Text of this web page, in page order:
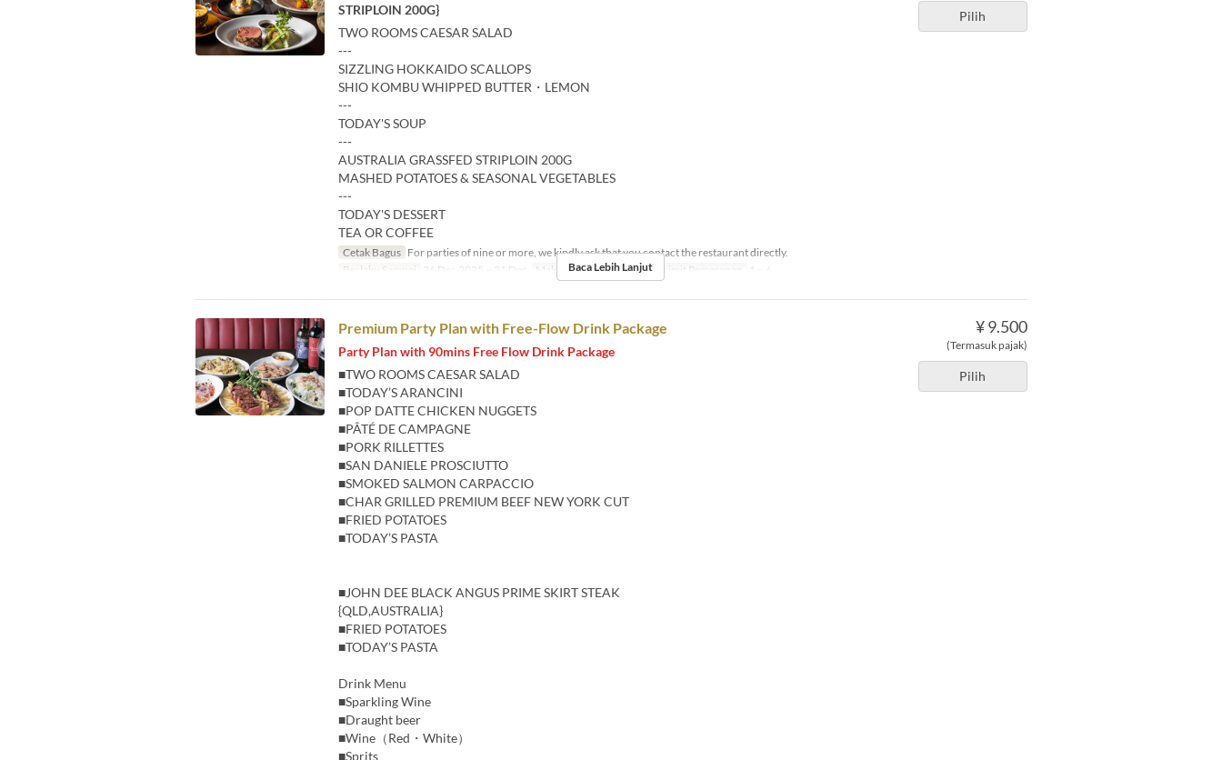
Pilih
STRIPLOIN 200G}
TWO ROOMS CAESAR SALAD
---
SIZZLING HOKKAIDO SCALLOPS
SHIO KOMBU WHIPPED BUTTER・LEMON
---
TODAY'S SOUP
---
AUSTRALIA GRASSFED STRIPLOIN 200G
MASHED POTATOES & SEASONAL VEGETABLES
---
TODAY'S DESSERT
TEA OR COFFEE
Cetak Bagus For parties of nine or more, we kindly ask that you contact the restaurant directly.
Berlaku Sampai 26 Dec 2025 ~ 31 Dec Makanan Makan Malam Limit Pemesanan 1 ~ 6
Baca Lebih Lanjut
¥ 9.500
(Termasuk pajak)
Pilih
Premium Party Plan with Free-Flow Drink Package
Party Plan with 90mins Free Flow Drink Package
■TWO ROOMS CAESAR SALAD
■TODAY’S ARANCINI
■POP DATTE CHICKEN NUGGETS
■PÂTÉ DE CAMPAGNE
■PORK RILLETTES
■SAN DANIELE PROSCIUTTO
■SMOKED SALMON CARPACCIO
■CHAR GRILLED PREMIUM BEEF NEW YORK CUT
■FRIED POTATOES
■TODAY’S PASTA
■JOHN DEE BLACK ANGUS PRIME SKIRT STEAK
{QLD,AUSTRALIA}
■FRIED POTATOES
■TODAY’S PASTA
Drink Menu
■Sparkling Wine
■Draught beer
■Wine（Red・White）
■Sprits